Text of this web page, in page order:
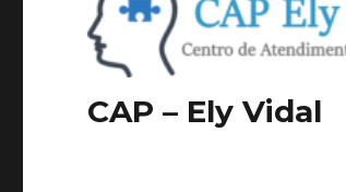
CAP – Ely Vidal